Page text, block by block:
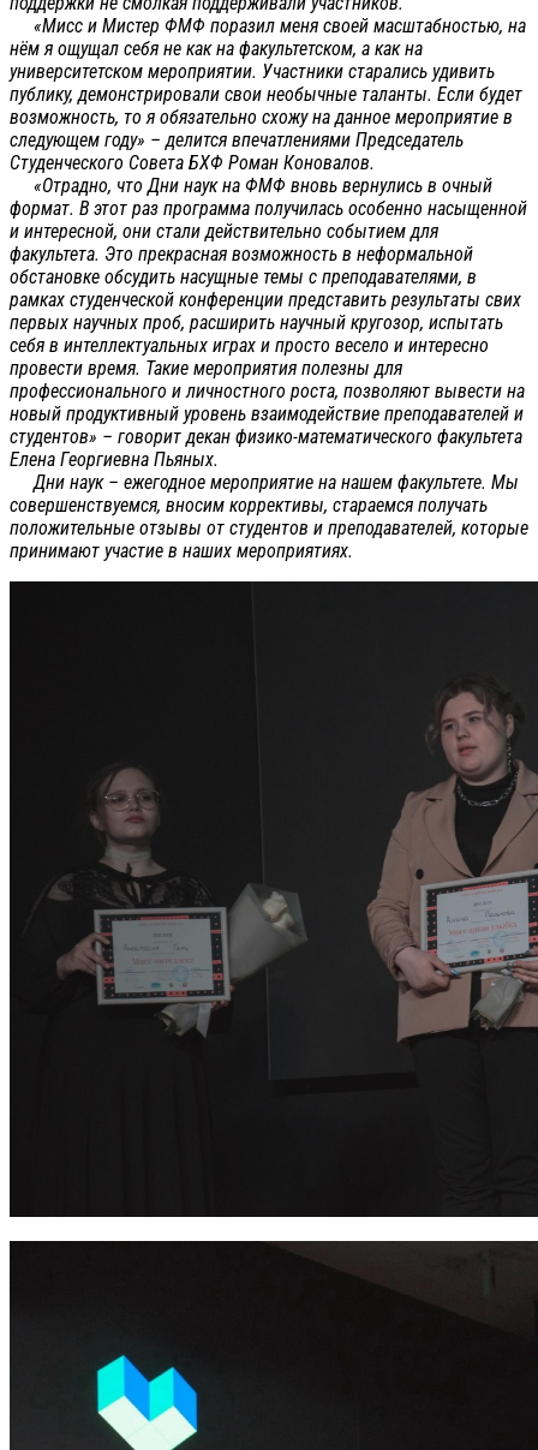
«Мисс и Мистер ФМФ поразил меня своей масштабностью, на
нём я ощущал себя не как на факультетском, а как на
университетском мероприятии. Участники старались удивить
публику, демонстрировали свои необычные таланты. Если будет
возможность, то я обязательно схожу на данное мероприятие в
следующем году» – делится впечатлениями Председатель
Студенческого Совета БХФ Роман Коновалов.
«Отрадно, что Дни наук на ФМФ вновь вернулись в очный
формат. В этот раз программа получилась особенно насыщенной
и интересной, они стали действительно событием для
факультета. Это прекрасная возможность в неформальной
обстановке обсудить насущные темы с преподавателями, в
рамках студенческой конференции представить результаты свих
первых научных проб, расширить научный кругозор, испытать
себя в интеллектуальных играх и просто весело и интересно
провести время. Такие мероприятия полезны для
профессионального и личностного роста, позволяют вывести на
новый продуктивный уровень взаимодействие преподавателей и
студентов» – говорит декан физико-математического факультета
Елена Георгиевна Пьяных.
Дни наук – ежегодное мероприятие на нашем факультете. Мы
совершенствуемся, вносим коррективы, стараемся получать
положительные отзывы от студентов и преподавателей, которые
принимают участие в наших мероприятиях.